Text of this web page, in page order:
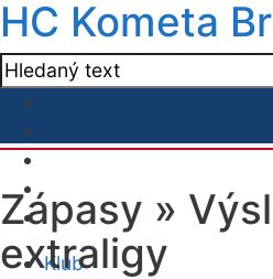
HC Kometa
Klub
Zápasy »
extraligy